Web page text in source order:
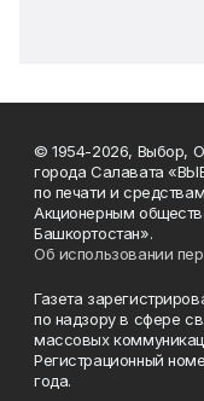
© 1954-2026, Выбор,
города Салавата
по печати и
Акционерным
Башкортостан».
Об использовании
Газета
по надзору в сфере
массовых
Регистрационный
года.